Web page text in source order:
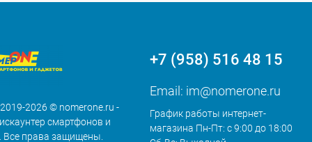
2026 © nomerone.ru -
смартфонов и
Все права защищены.
+7 (958) 516 48 15
Email: im@nomerone.ru
График работы интернет-
магазина Пн-Пт: с 9:00 до 18:00